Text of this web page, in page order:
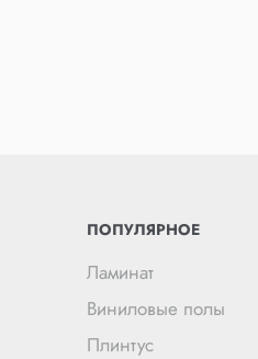
ПОПУЛЯРНОЕ
Ламинат
Виниловые полы
Плинтус